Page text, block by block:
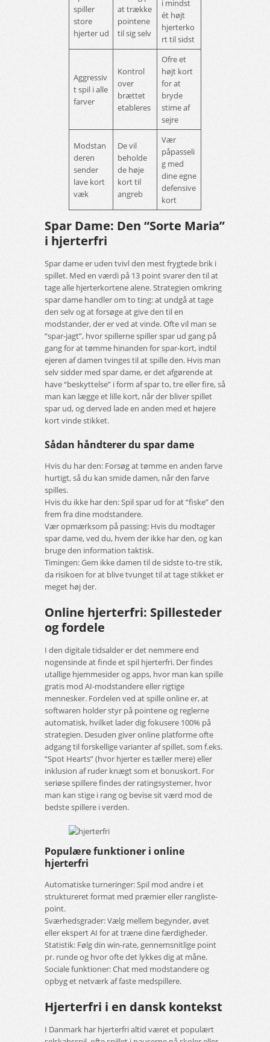
spiller
store
hjerter ud
at trække
pointene
til sig selv
i mindst
ét højt
hjerterko
rt til sidst
Aggressiv
t spil i alle
farver
Kontrol
over
brættet
etableres
Ofre et
højt kort
for at
bryde
stime af
sejre
Modstan
deren
sender
lave kort
væk
De vil
beholde
de høje
kort til
angreb
Vær
påpasseli
g med
dine egne
defensive
kort
Spar Dame: Den “Sorte Maria”
i hjerterfri
Spar dame er uden tvivl den mest frygtede brik i
spillet. Med en værdi på 13 point svarer den til at
tage alle hjerterkortene alene. Strategien omkring
spar dame handler om to ting: at undgå at tage
den selv og at forsøge at give den til en
modstander, der er ved at vinde. Ofte vil man se
“spar-jagt”, hvor spillerne spiller spar ud gang på
gang for at tømme hinanden for spar-kort, indtil
ejeren af damen tvinges til at spille den. Hvis man
selv sidder med spar dame, er det afgørende at
have “beskyttelse” i form af spar to, tre eller fire, så
man kan lægge et lille kort, når der bliver spillet
spar ud, og derved lade en anden med et højere
kort vinde stikket.
Sådan håndterer du spar dame
Hvis du har den: Forsøg at tømme en anden farve
hurtigt, så du kan smide damen, når den farve
spilles.
Hvis du ikke har den: Spil spar ud for at “fiske” den
frem fra dine modstandere.
Vær opmærksom på passing: Hvis du modtager
spar dame, ved du, hvem der ikke har den, og kan
bruge den information taktisk.
Timingen: Gem ikke damen til de sidste to-tre stik,
da risikoen for at blive tvunget til at tage stikket er
meget høj der.
Online hjerterfri: Spillesteder
og fordele
I den digitale tidsalder er det nemmere end
nogensinde at finde et spil hjerterfri. Der findes
utallige hjemmesider og apps, hvor man kan spille
gratis mod AI-modstandere eller rigtige
mennesker. Fordelen ved at spille online er, at
softwaren holder styr på pointene og reglerne
automatisk, hvilket lader dig fokusere 100% på
strategien. Desuden giver online platforme ofte
adgang til forskellige varianter af spillet, som f.eks.
“Spot Hearts” (hvor hjerter es tæller mere) eller
inklusion af ruder knægt som et bonuskort. For
seriøse spillere findes der ratingsystemer, hvor
man kan stige i rang og bevise sit værd mod de
bedste spillere i verden.
Populære funktioner i online
hjerterfri
Automatiske turneringer: Spil mod andre i et
struktureret format med præmier eller rangliste-
point.
Sværhedsgrader: Vælg mellem begynder, øvet
eller ekspert AI for at træne dine færdigheder.
Statistik: Følg din win-rate, gennemsnitlige point
pr. runde og hvor ofte det lykkes dig at måne.
Sociale funktioner: Chat med modstandere og
opbyg et netværk af faste medspillere.
Hjerterfri i en dansk kontekst
I Danmark har hjerterfri altid været et populært